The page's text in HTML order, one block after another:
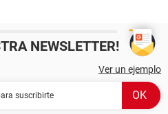
NEWSLETTER!
Ver un ejemplo